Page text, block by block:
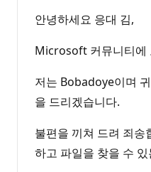
안녕하세요 응대 김,
Microsoft 커뮤니티에
저는 Bobadoye이며
을 드리겠습니다.
불편을 끼쳐 드려 죄송
하고 파일을 찾을 수